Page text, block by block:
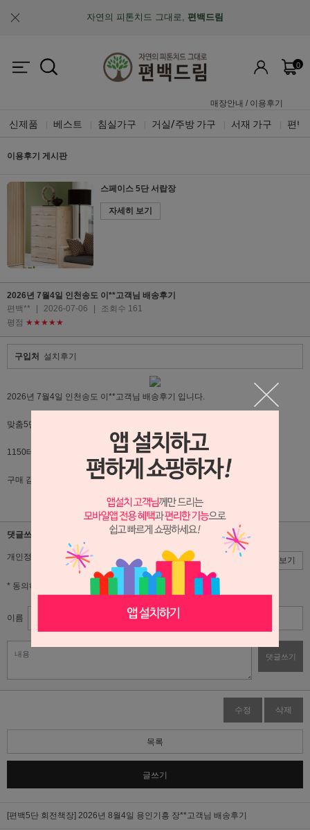
자연의 피톤치드 그대로, 편백드림
맞춤제작과 A/S가 가능한"맞춤 설계 가구"
0
매장안내 / 이용후기
신제품 베스트 침실가구 거실/주방 가구 서재 가구 편백
이용후기 게시판
스페이스 5단 서랍장
자세히 보기
2026년 7월4일 인천송도 이**고객님 배송후기
편백**
2026-07-06
조회수 161
평점 ★★★★★
구입처 설치후기
2026년 7월4일 인천송도 이**고객님 배송후기 입니다.
맞춤5단서랍장, 호텔LK침대(광폭서랍), 호텔협탁,
1150테이블, 등의자 설치해 드렸습니다.
구매 감사드리며 이쁘게 오래오래 사용해 주시길 바랍니다.
댓글쓰기
개인정보 수집,이용에 대한 동의 동의 동의안함 약관보기
* 동의하셔야 서비스를 이용하실 수 있습니다.
이름 비밀번호
댓글쓰기
수정 삭제
목록
글쓰기
[편백5단 회전책장] 2026년 8월4일 용인기흥 장**고객님 배송후기